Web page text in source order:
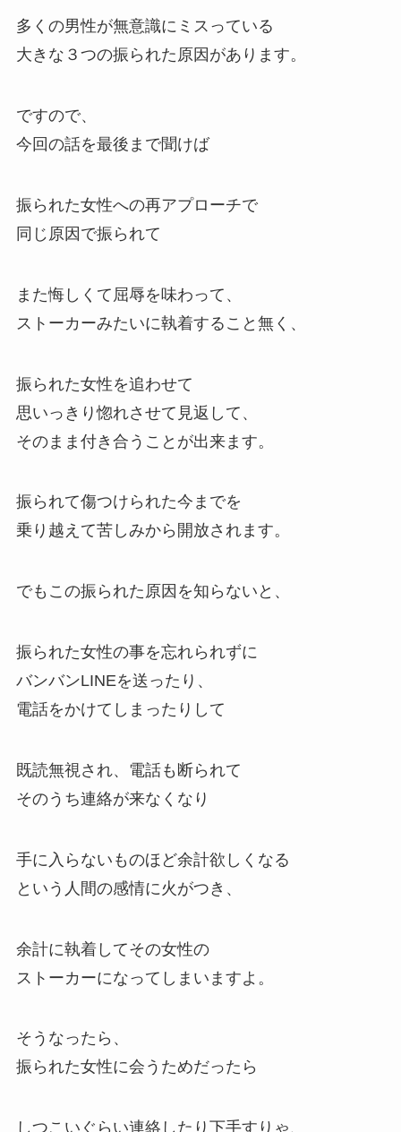
多くの男性が無意識にミスっている
大きな３つの振られた原因があります。
ですので、
今回の話を最後まで聞けば
振られた女性への再アプローチで
同じ原因で振られて
また悔しくて屈辱を味わって、
ストーカーみたいに執着すること無く、
振られた女性を追わせて
思いっきり惚れさせて見返して、
そのまま付き合うことが出来ます。
振られて傷つけられた今までを
乗り越えて苦しみから開放されます。
でもこの振られた原因を知らないと、
振られた女性の事を忘れられずに
バンバンLINEを送ったり、
電話をかけてしまったりして
既読無視され、電話も断られて
そのうち連絡が来なくなり
手に入らないものほど余計欲しくなる
という人間の感情に火がつき、
余計に執着してその女性の
ストーカーになってしまいますよ。
そうなったら、
振られた女性に会うためだったら
しつこいぐらい連絡したり下手すりゃ、